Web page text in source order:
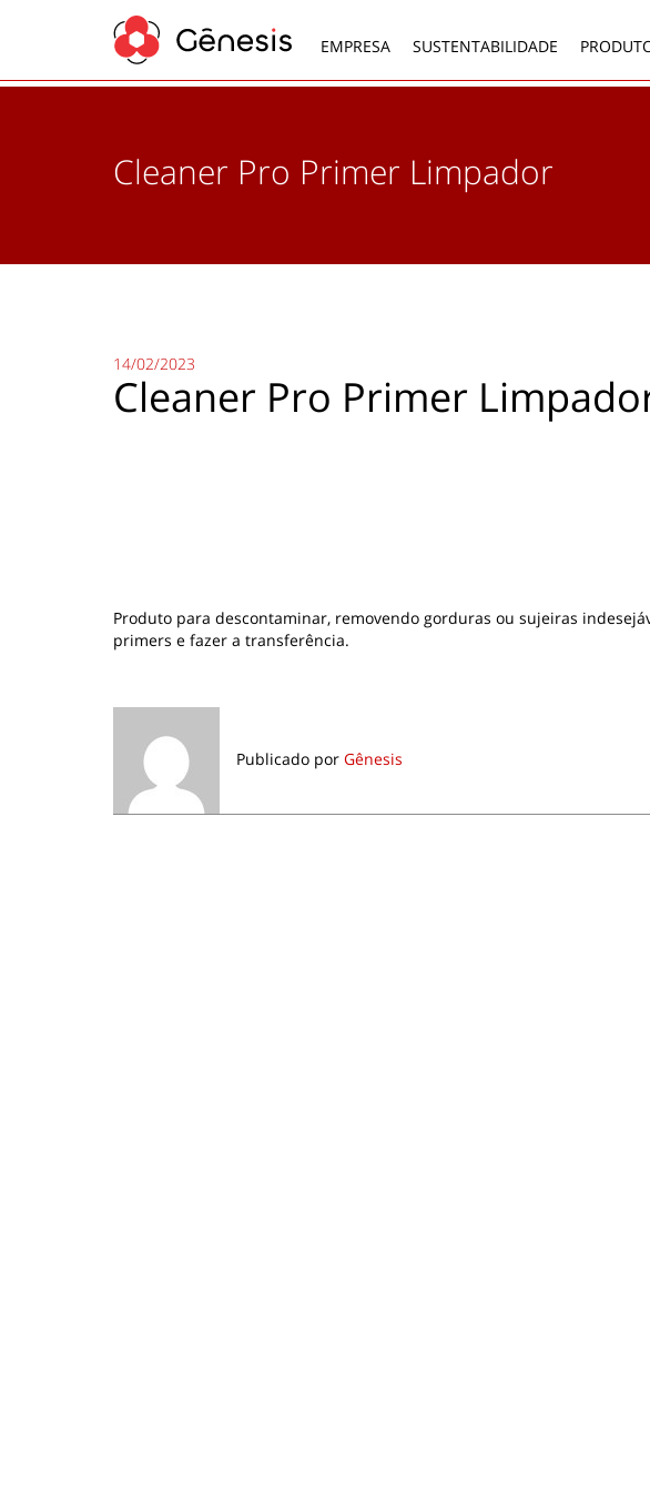
EMPRESA SUSTENTABILIDADE
Cleaner Pro Primer Limpador
14/02/2023
Cleaner Pro Primer
Produto para descontaminar, removendo gorduras ou sujeiras
primers e fazer a transferência.
Publicado por Gênesis